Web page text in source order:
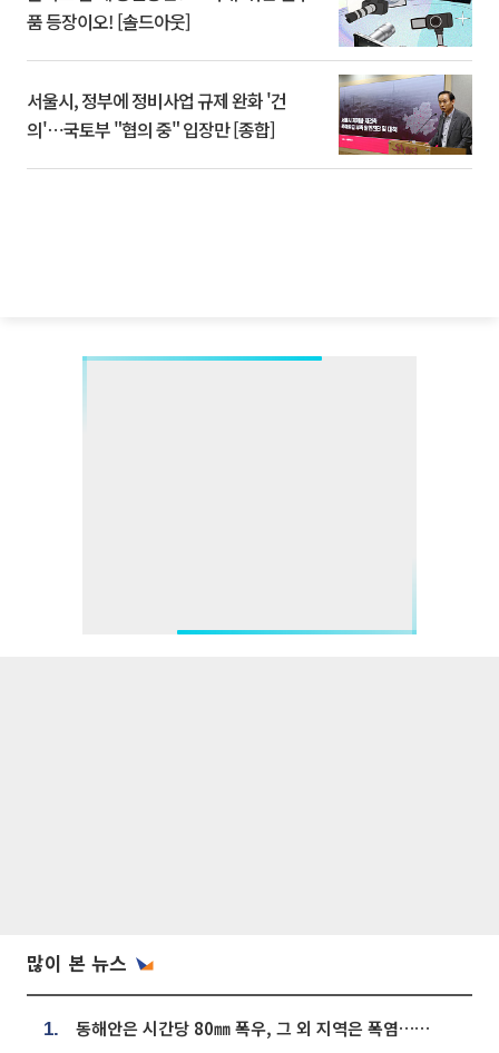
품 등장이오! [솔드아웃]
서울시, 정부에 정비사업 규제 완화 '건
의'⋯국토부 "협의 중" 입장만 [종합]
많이 본 뉴스
1. 동해안은 시간당 80㎜ 폭우, 그 외 지역은 폭염…‘극과 극 날씨’